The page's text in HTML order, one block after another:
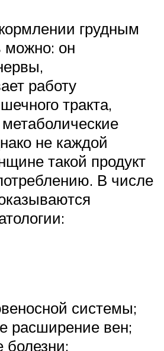
грудным
можно: он
работу
тракта,
не каждой
такой продукт
В числе
системы;
расширение вен;
болезни;